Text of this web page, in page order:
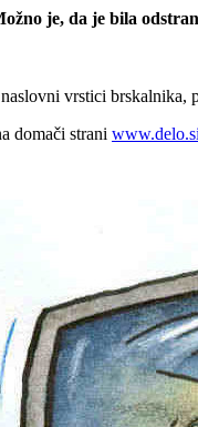
je, da je bila
vrstici brskalnika,
domači strani www.delo.si